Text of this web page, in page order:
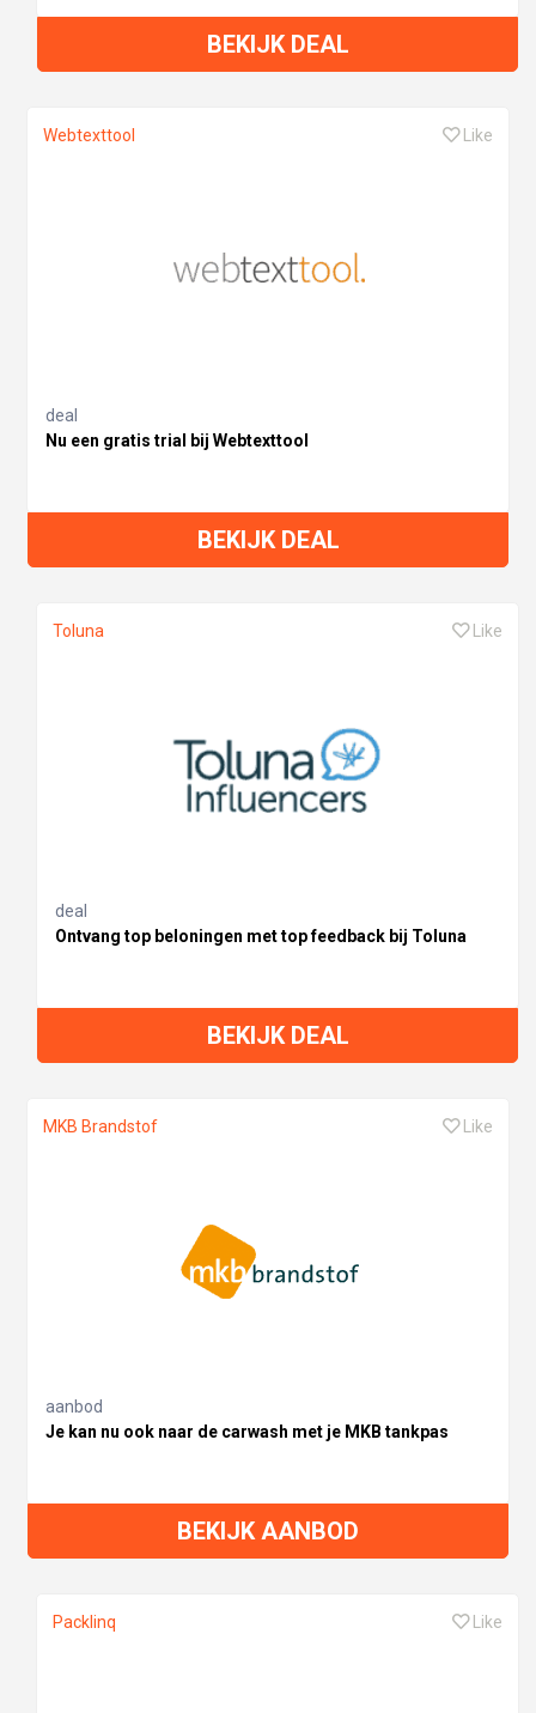
BEKIJK DEAL
Webtexttool Like
deal
Nu een gratis trial bij Webtexttool
BEKIJK DEAL
Toluna Like
deal
Ontvang top beloningen met top feedback bij Toluna
BEKIJK DEAL
MKB Brandstof Like
aanbod
Je kan nu ook naar de carwash met je MKB tankpas
BEKIJK AANBOD
Packlinq Like